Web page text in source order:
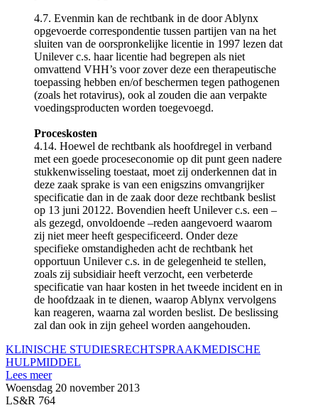
4.7. Evenmin kan de rechtbank in de door Ablynx
opgevoerde correspondentie tussen partijen van na het
sluiten van de oorspronkelijke licentie in 1997 lezen dat
Unilever c.s. haar licentie had begrepen als niet
omvattend VHH’s voor zover deze een therapeutische
toepassing hebben en/of beschermen tegen pathogenen
(zoals het rotavirus), ook al zouden die aan verpakte
voedingsproducten worden toegevoegd.
Proceskosten
4.14. Hoewel de rechtbank als hoofdregel in verband
met een goede proceseconomie op dit punt geen nadere
stukkenwisseling toestaat, moet zij onderkennen dat in
deze zaak sprake is van een enigszins omvangrijker
specificatie dan in de zaak door deze rechtbank beslist
op 13 juni 20122. Bovendien heeft Unilever c.s. een –
als gezegd, onvoldoende –reden aangevoerd waarom
zij niet meer heeft gespecificeerd. Onder deze
specifieke omstandigheden acht de rechtbank het
opportuun Unilever c.s. in de gelegenheid te stellen,
zoals zij subsidiair heeft verzocht, een verbeterde
specificatie van haar kosten in het tweede incident en in
de hoofdzaak in te dienen, waarop Ablynx vervolgens
kan reageren, waarna zal worden beslist. De beslissing
zal dan ook in zijn geheel worden aangehouden.
KLINISCHE STUDIESRECHTSPRAAKMEDISCHE
HULPMIDDEL
Lees meer
Woensdag 20 november 2013
LS&R 764